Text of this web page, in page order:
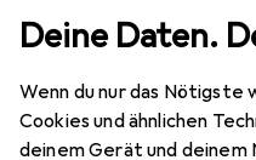
Deine Daten.
Wenn du nur das Nötigste
Cookies und ähnlichen
deinem Gerät und
PC Komponenten
Storage